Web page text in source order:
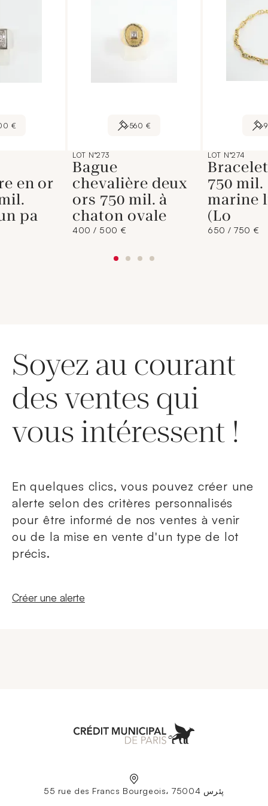
€
en or
pa
560 €
LOT N°273
Bague
chevalière deux
ors 750 mil. à
chaton ovale
400 / 500 €
LOT N°274
750
marine
(Lo
650 / 750 €
Soyez au courant
des ventes qui
vous intéressent !
En quelques clics, vous pouvez créer une
alerte selon des critères personnalisés
pour être informé de nos ventes à venir
ou de la mise en vente d'un type de lot
précis.
Nouvelle fenêtre
Créer une alerte
55 rue des Francs Bourgeois، 75004 پئرس